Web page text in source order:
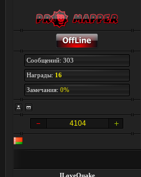
Сообщений: 303
Награды: 16
Замечания: 0%
4104
ILoveQuake